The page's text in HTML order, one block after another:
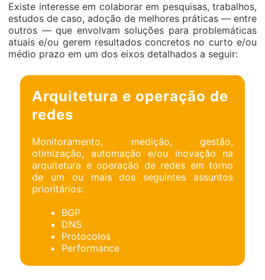
Existe interesse em colaborar em pesquisas, trabalhos,
estudos de caso, adoção de melhores práticas — entre
outros — que envolvam soluções para problemáticas
atuais e/ou gerem resultados concretos no curto e/ou
médio prazo em um dos eixos detalhados a seguir:
Arquitetura e operação de
redes
Monitoramento, medição, gestão,
otimização, automação e/ou inovação na
arquitetura e operação de redes em torno
de um ou mais dos seguintes assuntos
prioritários:
BGP
DNS
Protocolos
Performance